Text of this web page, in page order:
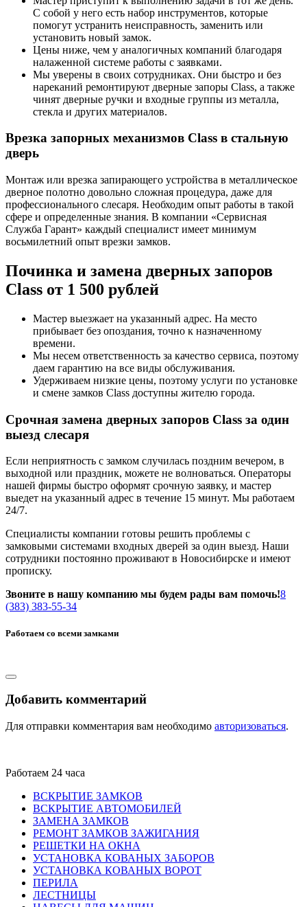
С собой у него есть набор инструментов, которые
помогут устранить неисправность, заменить или
установить новый замок.
Цены ниже, чем у аналогичных компаний благодаря
налаженной системе работы с заявками.
Мы уверены в своих сотрудниках. Они быстро и без
нареканий ремонтируют дверные запоры Class, а также
чинят дверные ручки и входные группы из металла,
стекла и других материалов.
Врезка запорных механизмов Class в стальную
дверь
Монтаж или врезка запирающего устройства в металлическое
дверное полотно довольно сложная процедура, даже для
профессионального слесаря. Необходим опыт работы в такой
сфере и определенные знания. В компании «Сервисная
Служба Гарант» каждый специалист имеет минимум
восьмилетний опыт врезки замков.
Починка и замена дверных запоров
Class от 1 500 рублей
Мастер выезжает на указанный адрес. На место
прибывает без опоздания, точно к назначенному
времени.
Мы несем ответственность за качество сервиса, поэтому
даем гарантию на все виды обслуживания.
Удерживаем низкие цены, поэтому услуги по установке
и смене замков Class доступны жителю города.
Срочная замена дверных запоров Class за один
выезд слесаря
Если неприятность с замком случилась поздним вечером, в
выходной или праздник, можете не волноваться. Операторы
нашей фирмы быстро оформят срочную заявку, и мастер
выедет на указанный адрес в течение 15 минут. Мы работаем
24/7.
Специалисты компании готовы решить проблемы с
замковыми системами входных дверей за один выезд. Наши
сотрудники постоянно проживают в Новосибирске и имеют
прописку.
Звоните в нашу компанию мы будем рады вам помочь!8
(383) 383-55-34
Работаем со всеми замками
Добавить комментарий
Для отправки комментария вам необходимо авторизоваться.
Работаем 24 часа
ВСКРЫТИЕ ЗАМКОВ
ВСКРЫТИЕ АВТОМОБИЛЕЙ
ЗАМЕНА ЗАМКОВ
РЕМОНТ ЗАМКОВ ЗАЖИГАНИЯ
РЕШЕТКИ НА ОКНА
УСТАНОВКА КОВАНЫХ ЗАБОРОВ
УСТАНОВКА КОВАНЫХ ВОРОТ
ПЕРИЛА
ЛЕСТНИЦЫ